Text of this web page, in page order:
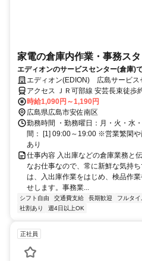
家電の倉庫内作業・事務ス
エディオンのサービスセンター(倉庫)
丁寧に指導するので心配いりません。
エディオン(EDION) 広島サービス
アクセス ＪＲ可部線 安芸長束徒歩
イン 不動院前西出口徒歩約17分、
園新橋北西出口徒歩約17分
時給1,090円～1,190円
広島県広島市安佐南区
勤務時間 ・勤務曜日：月・火・水
間： [1] 09:00～19:00 ※営業繁閑
あり
仕事内容 入出庫などの倉庫業務と
なお仕事なので、常に新鮮な気持
は、入出庫作業をはじめ、検品作
せします。事務業...
シフト自由 交通費支給 長期歓迎 フルタイ
社割あり
週4日以上OK
正社員